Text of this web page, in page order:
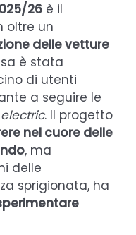
26 è il
oltre un
delle vetture
è stata
di utenti
a seguire le
. Il progetto
nel cuore delle
, ma
delle
sprigionata, ha